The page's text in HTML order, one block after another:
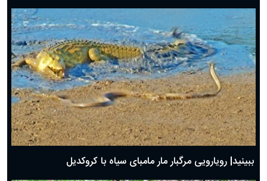
ببینید| رویارویی مرگبار مار مامبای سیاه با کروکدیل